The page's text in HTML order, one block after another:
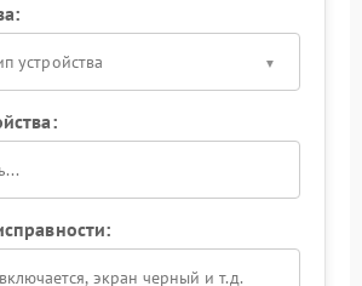
устройства